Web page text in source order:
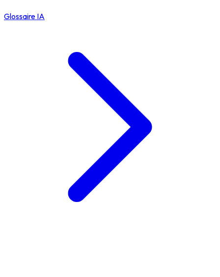
Glossaire IA